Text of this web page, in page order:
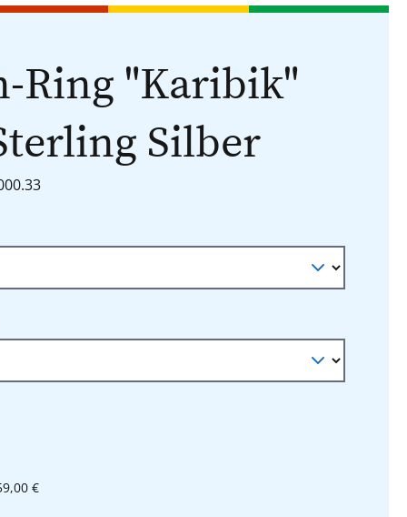
Ring "Karibik"
Silber
€